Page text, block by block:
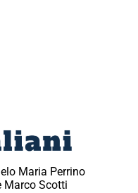
Maria Perrino
Marco Scotti